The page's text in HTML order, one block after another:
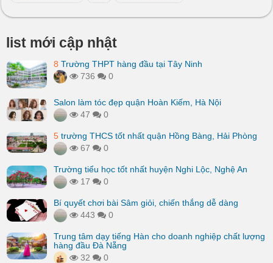
list mới cập nhật
8 Trường THPT hàng đầu tại Tây Ninh
736
0
Salon làm tóc đẹp quận Hoàn Kiếm, Hà Nội
47
0
5 trường THCS tốt nhất quận Hồng Bàng, Hải Phòng
67
0
Trường tiểu học tốt nhất huyện Nghi Lộc, Nghệ An
17
0
Bí quyết chơi bài Sâm giỏi, chiến thắng dễ dàng
443
0
Trung tâm dạy tiếng Hàn cho doanh nghiệp chất lượng
hàng đầu Đà Nẵng
32
0